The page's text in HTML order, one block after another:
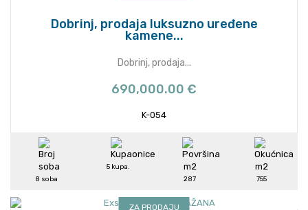
Dobrinj, prodaja luksuzno uređene
kamene...
Dobrinj, prodaja...
690,000.00 €
K-054
8 soba
5 kupa.
287
755
ZA PRODAJU